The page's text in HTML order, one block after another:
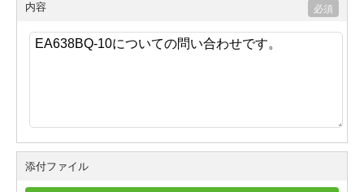
内容
添付ファイル